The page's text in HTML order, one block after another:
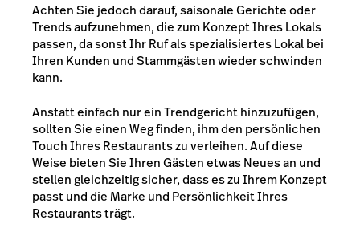
Achten Sie jedoch darauf, saisonale Gerichte oder
Trends aufzunehmen, die zum Konzept Ihres Lokals
passen, da sonst Ihr Ruf als spezialisiertes Lokal bei
Ihren Kunden und Stammgästen wieder schwinden
kann.
Anstatt einfach nur ein Trendgericht hinzuzufügen,
sollten Sie einen Weg finden, ihm den persönlichen
Touch Ihres Restaurants zu verleihen. Auf diese
Weise bieten Sie Ihren Gästen etwas Neues an und
stellen gleichzeitig sicher, dass es zu Ihrem Konzept
passt und die Marke und Persönlichkeit Ihres
Restaurants trägt.